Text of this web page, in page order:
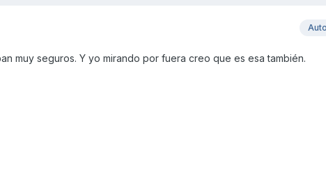
muy seguros. Y yo mirando por fuera creo que es esa también.